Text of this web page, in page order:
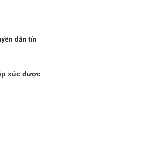
dẫn tín
xúc được